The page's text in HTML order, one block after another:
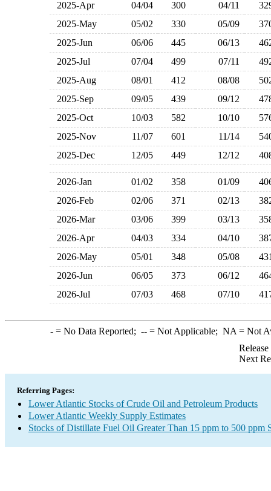
2025-Apr
04/04 300 04/11
2025-May
05/02 330 05/09
2025-Jun
06/06 445 06/13
2025-Jul
07/04 499 07/11
2025-Aug
08/01 412 08/08
2025-Sep
09/05 439 09/12
2025-Oct
10/03 582 10/10
2025-Nov
11/07 601 11/14
2025-Dec
12/05 449 12/12
2026-Jan 01/02 358 01/09
2026-Feb
02/06 371 02/13
2026-Mar
03/06 399 03/13
2026-Apr
04/03 334 04/10
2026-May
05/01 348 05/08
2026-Jun
06/05 373 06/12
2026-Jul
07/03 468 07/10
-= No Data Reported; --= Not Applicable; NA = Not
Next
Referring Pages:
Lower Atlantic Stocks of Crude Oil and Petroleum Products
Lower Atlantic Weekly Supply Estimates
Stocks of Distillate Fuel Oil Greater Than 15 ppm to 500 ppm